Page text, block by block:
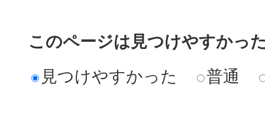
このページは見つけやすかっ
見つけやすかった
普通